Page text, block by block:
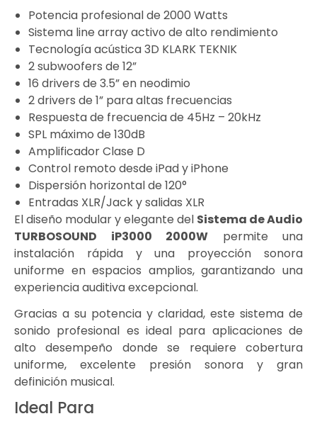
Potencia profesional de 2000 Watts
Sistema line array activo de alto rendimiento
Tecnología acústica 3D KLARK TEKNIK
2 subwoofers de 12”
16 drivers de 3.5” en neodimio
2 drivers de 1” para altas frecuencias
Respuesta de frecuencia de 45Hz – 20kHz
SPL máximo de 130dB
Amplificador Clase D
Control remoto desde iPad y iPhone
Dispersión horizontal de 120°
Entradas XLR/Jack y salidas XLR
El diseño modular y elegante del Sistema de Audio
TURBOSOUND iP3000 2000W permite una
instalación rápida y una proyección sonora
uniforme en espacios amplios, garantizando una
experiencia auditiva excepcional.
Gracias a su potencia y claridad, este sistema de
sonido profesional es ideal para aplicaciones de
alto desempeño donde se requiere cobertura
uniforme, excelente presión sonora y gran
definición musical.
Ideal Para